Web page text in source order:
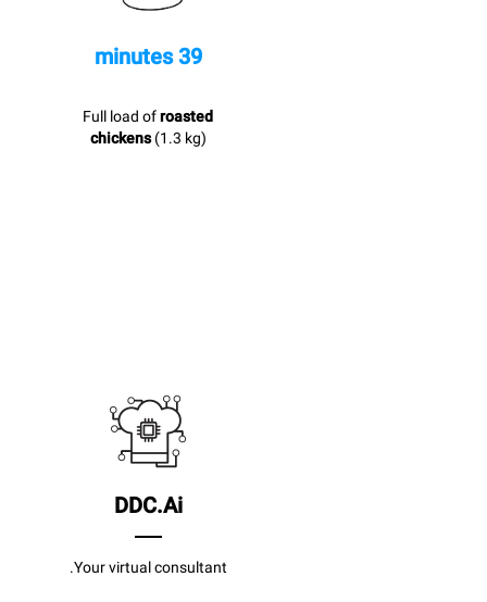
39 minutes
Full load ofroasted
chickens(1.3 kg)
DDC.Ai
Your virtual consultant.